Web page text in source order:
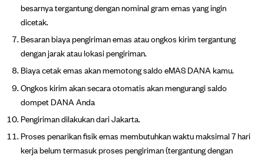
besarnya tergantung dengan nominal gram emas yang ingin
dicetak.
Besaran biaya pengiriman emas atau ongkos kirim tergantung
dengan jarak atau lokasi pengiriman.
Biaya cetak emas akan memotong saldo eMAS DANA kamu.
Ongkos kirim akan secara otomatis akan mengurangi saldo
dompet DANA Anda
Pengiriman dilakukan dari Jakarta.
Proses penarikan fisik emas membutuhkan waktu maksimal 7 hari
kerja belum termasuk proses pengiriman (tergantung dengan